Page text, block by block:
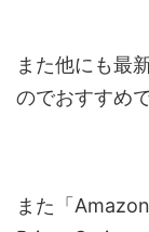
また他にも最
のでおすすめ
また「